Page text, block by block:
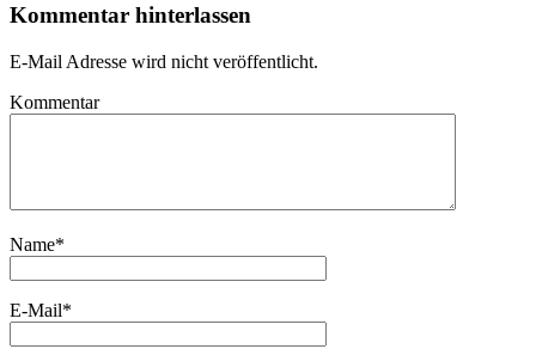
Kommentar hinterlassen
E-Mail Adresse wird nicht veröffentlicht.
Kommentar
Name*
E-Mail*